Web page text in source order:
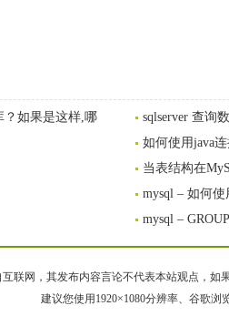
？如果是这样,哪
sqlserver 查询
如何使用java
当表结构在
mysql – 如何
mysql –
互联网，其发布内容言论不代表本站观点，如
建议您使用1920×1080分辨率、谷歌浏